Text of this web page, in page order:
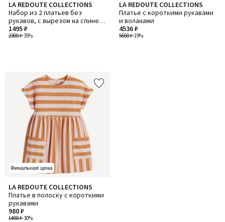
LA REDOUTE COLLECTIONS
Набор из 2 платьев без
рукавов, с вырезом на спине
«борцовка»
2300 ₽-35%
1495 ₽
LA REDOUTE COLLECTIONS
Платье с короткими рукавами
и воланами
5600 ₽-19%
4536 ₽
Финальная цена
LA REDOUTE COLLECTIONS
Платье в полоску с короткими
рукавами
1400 ₽-30%
980 ₽
5
/
5